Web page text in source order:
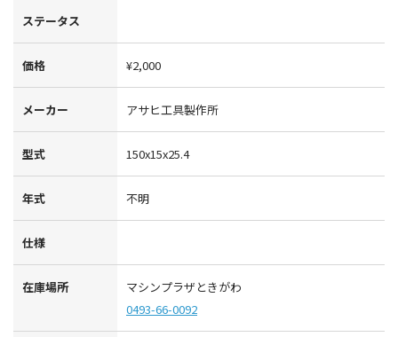
ステータス
価格 ¥2,000
メーカー アサヒ工具製作所
型式 150x15x25.4
年式 不明
仕様
在庫場所
マシンプラザときがわ
0493-66-0092